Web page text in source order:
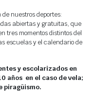
nuestros deportes:
abiertas y gratuitas, que
tres momentos distintos del
escuelas y el calendario de
y escolarizados en
años en el caso de vela;
piragüismo.